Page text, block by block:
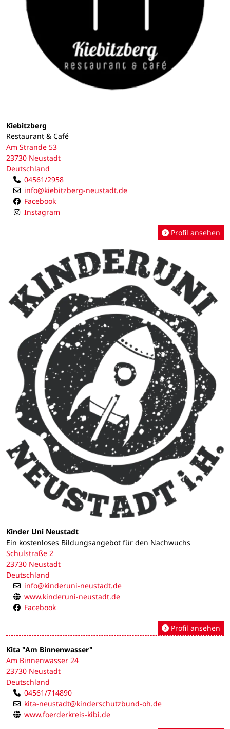
Kiebitzberg
Restaurant & Café
Am Strande 53
23730 Neustadt
Deutschland
04561/2958
info@kiebitzberg-neustadt.de
Facebook
Instagram
Profil ansehen
Kinder Uni Neustadt
Ein kostenloses Bildungsangebot für den Nachwuchs
Schulstraße 2
23730 Neustadt
Deutschland
info@kinderuni-neustadt.de
www.kinderuni-neustadt.de
Facebook
Profil ansehen
Kita "Am Binnenwasser"
Am Binnenwasser 24
23730 Neustadt
Deutschland
04561/714890
kita-neustadt@kinderschutzbund-oh.de
www.foerderkreis-kibi.de